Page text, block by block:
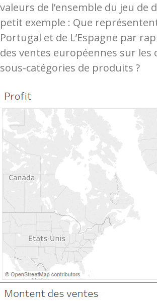
valeurs de l’ensemble du jeu de
petit exemple : Que
Portugal et de L’Espagne par
des ventes européennes sur les
sous-catégories de produits ?